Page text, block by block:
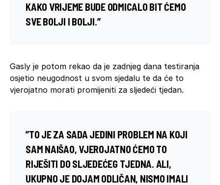
KAKO VRIJEME BUDE ODMICALO BIT ĆEMO
SVE BOLJI I BOLJI.”
Gasly je potom rekao da je zadnjeg dana testiranja
osjetio neugodnost u svom sjedalu te da će to
vjerojatno morati promijeniti za sljedeći tjedan.
”TO JE ZA SADA JEDINI PROBLEM NA KOJI
SAM NAIŠAO, VJEROJATNO ĆEMO TO
RIJEŠITI DO SLJEDEĆEG TJEDNA. ALI,
UKUPNO JE DOJAM ODLIČAN, NISMO IMALI